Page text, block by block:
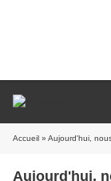
Accueil » Aujourd'hui,
Aujourd'hui,